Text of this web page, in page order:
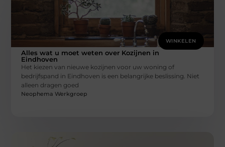
WINKELEN
Alles wat u moet weten over Kozijnen in
Eindhoven
Het kiezen van nieuwe kozijnen voor uw woning of
bedrijfspand in Eindhoven is een belangrijke beslissing. Niet
alleen dragen goed
Neophema Werkgroep